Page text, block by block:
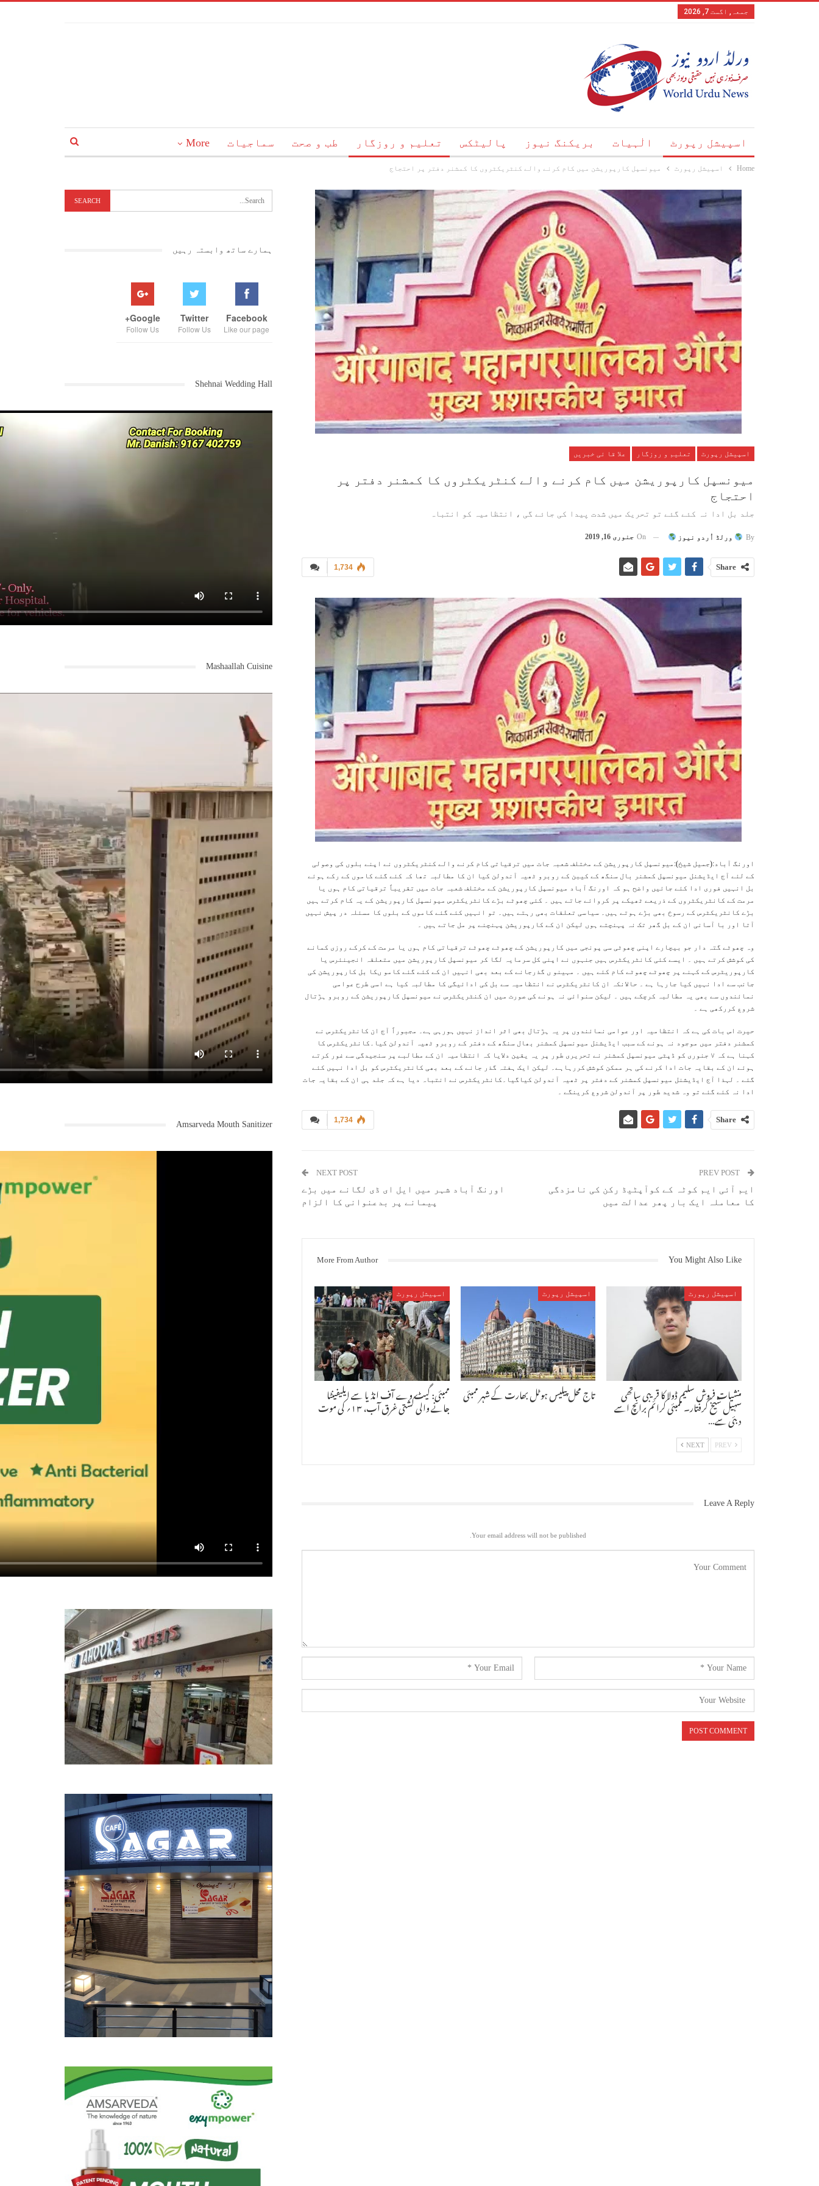
جمعہ, اگست 7, 2026
اسپیشل رپورٹ الٰہیات بریکنگ نیوز پالیٹکس تعلیم و روزگار طب و صحت سماجیات More
Home اسپیشل رپورٹ میونسپل کارپوریشن میں کام کرنے والے کنٹریکٹروں کا کمشنر دفتر پر احتجاج
اسپیشل رپورٹ تعلیم و روزگار علا قا ئی خبریں
میونسپل کارپوریشن میں کام کرنے والے کنٹریکٹروں کا کمشنر دفتر پر
احتجاج
جلد بل ادا نہ کئے گئے تو تحریک میں شدت پیدا کی جائے گی ، انتظامیہ کو انتباہ
By ورلڈ اُردو نیوز On جنوری 16, 2019
1,734 Share
اورنگ آباد:(جمیل شیخ):میونسپل کارپوریشن کے مختلف شعبہ جات میں ترقیاتی کام کرنے والے کنٹریکٹروں نے اپنے بلوں کی وصولی
کے لئے آج ایڈیشنل میونسپل کمشنر بال سنگھ کے کیبن کے روبرو ٹھیہ آندولن کیا ان کا مطالبہ تھا کہ کئے گئے کاموں کے رکے ہوئے
بل انہیں فوری ادا کئے جائیں واضح ہو کہ اورنگ آباد میونسپل کارپوریشن کے مختلف شعبہ جات میں تقریباً ترقیاتی کام ہوں یا
مرمت کے کانٹریکٹروں کے ذریعے ٹھیکے پر کروائے جاتے ہیں ۔ کئی چھوٹے بڑے کانٹریکٹرس میونسپل کارپوریشن کے یہ کام کرتے ہیں
بڑے کانٹریکٹرس کے رسوخ بھی بڑے ہوتے ہیں۔ سیاسی تعلقات بھی رہتے ہیں۔ تو انہیں کئے گئے کاموں کے بلوں کا مسئلہ در پیش نہیں
آتا اور با آسانی ان کے بل گھر تک نہ پہنچتے ہوں لیکن ان کے کارپوریشن پہنچنے پر مل جاتے ہیں ۔
وہ چھوٹے گتہ دار جو بیچارے اپنی چھوٹی سی پونجی میں کارپوریشن کے چھوٹے چھوٹے ترقیاتی کام ہوں یا مرمت کے کرکے روزی کمانے
کی کوشش کرتے ہیں ۔ ایسے کئی کانٹریکٹرس ہیں جنہوں نے اپنی کل سرمایہ لگا کر میونسپل کارپوریشن میں متعلقہ انجینئرس یا
کارپوریٹرس کے کہنے پر چھوٹے چھوٹے کام کئے ہیں ۔ مہینو ں گذرجانے کے بعد بھی انہیں ان کے کئے گئے کامو ںکا بل کارپوریشن کی
جانب سے ادا نہیں کیا جارہا ہے ۔ حالانکہ ان کانٹریکٹرس نے انتظامیہ سے بل کی ادائیگی کا مطالبہ کیا ہے اسی طرح عوامی
نمائندوں سے بھی یہ مطالبہ کرچکے ہیں ۔ لیکن سنوائی نہ ہونے کی صورت میں ان کنٹریکٹرس نے میونسپل کارپوریشن کے روبرو ہڑتال
شروع کررکھی ہے ۔
حیرت اس بات کی ہے کہ انتظامیہ اور عوامی نمائندوں پر یہ ہڑتال بھی اثر انداز نہیں ہورہی ہے۔ مجبوراً آج ان کانٹریکٹرس نے
کمشنر دفتر میں موجود نہ ہونے کے سبب ایڈیشنل میونسپل کمشنر بھال سنگھ کے دفتر کے روبرو ٹھیہ آندولن کیا۔کانٹریکٹرس کا
کہنا ہے کہ ۷ جنوری کو ڈپٹی میونسپل کمشنر نے تحریری طور پر یہ یقین دلایا کہ انتظامیہ ان کے مطالبے پر سنجیدگی سے غور کرتے
ہوئے ان کے بقایہ جات ادا کرنے کی ہر ممکن کوشش کررہاہے۔ لیکن ایک ہفتہ گذر جانے کے بعد بھی کانٹریکٹرس کو بل ادا نہیں کئے
گئے ۔ لہذا آج ایڈیشنل میونسپل کمشنر کے دفتر پر ٹھیہ آندولن کیاگیا۔کانٹریکٹرس نے انتباہ دیا ہے کہ جلد ہی ان کے بقایہ جات
ادا نہ کئے گئے تو وہ شدید طور پر آندولن شروع کرینگے ۔
1,734 Share
ایم آئی ایم کوٹہ کے کوآپٹیڈ رکن کی نامزدگی
کا معاملہ ایک بار پھر عدالت میں
NEXT POST
اورنگ آباد شہر میں ایل ای ڈی لگانے میں بڑے
پیمانے پر بدعنوانی کا الزام
You Might Also Like
More From Author
اسپیشل رپورٹ
منشیات فروش سلیم ڈولا کا قریبی ساتھی
سہیل شیخ گرفتار۔ ممبئی کرائم برانچ اسے
دبئی سے…
اسپیشل رپورٹ
تاج محل پیلیس ہوٹل بھارت کے شہر ممبئی
اسپیشل رپورٹ
ممبئی: گیٹ وے آف انڈیا سے ایلیفینٹا
جانے والی کشتی غرق آب، ۱۳؍ کی موت
NEXT
Leave A Reply
Your email address will not be published.
ہمارے ساتھ وابستہ رہیں
Facebook
Like our page
Twitter
Follow Us
Google+
Follow Us
Shehnai Wedding Hall
Mashaallah Cuisine
Amsarveda Mouth Sanitizer